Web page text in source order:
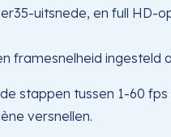
uitsnede, en full HD-
framesnelheid ingesteld
tussen 1-60 fps
versnellen.